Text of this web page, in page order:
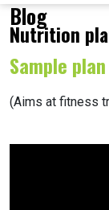
Blog
Nutrition
Sample
(Aims at fitness